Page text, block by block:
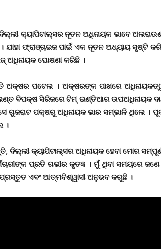
କ୍ୟାପିଟାଲ୍ସର ନୂତନ ଅଧିନାୟକ ଭାବେ
ଯାହା ଫ୍ରାଞ୍ଚାଇଜ ପାଇଁ ଏକ ନୂତନ ଅଧ୍ୟାୟ ସୃଷ୍ଟି
ଅଧିନାୟକ ଘୋଷଣା କରିଛି ।
ପଟେଲ । ଅକ୍ଷରଙ୍କ ପାଖରେ ଅଧିନାୟକତ୍ୱ
ବିପକ୍ଷ ସିରିଜରେ ଟିମ୍ ଇଣ୍ତିଆର ଉପଅଧିନାୟକ
ଗୁଜରାଟ ପକ୍ଷରୁ ଅଧିନାୟକ ଭାର ସମ୍ଭାଳି ଥିଲେ ।
।
ଦିଲ୍ଲୀ କ୍ୟାପିଟାଲ୍ସର ଅଧିନାୟକ ହେବା ମୋର
ପ୍ରତି ଗଭୀର କୃତଜ୍ଞ । ମୁଁ ଥିବା ସମୟରେ
ଏବଂ ଆତ୍ମବିଶ୍ୱାସୀ ଅନୁଭବ କରୁଛି ।